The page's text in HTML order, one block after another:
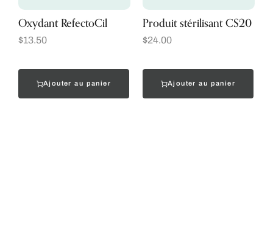
Oxydant RefectoCil
$13.50
Ajouter au panier
Produit stérilisant CS20
$24.00
Ajouter au panier